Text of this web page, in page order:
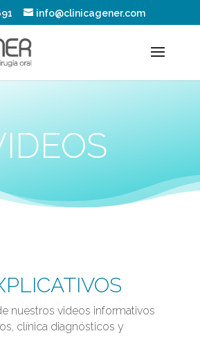
info@clinicagener.com
nuestros videos informativos
clínica diagnósticos y